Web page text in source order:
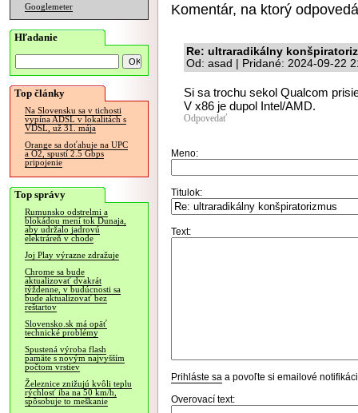
Googlemeter
Hľadanie
Top články
Na Slovensku sa v tichosti
vypína ADSL v lokalitách s
VDSL, už 31. mája
Orange sa doťahuje na UPC
a O2, spustí 2.5 Gbps
pripojenie
Top správy
Rumunsko odstrelmi a
blokádou mení tok Dunaja,
aby udržalo jadrovú
elektráreň v chode
Joj Play výrazne zdražuje
Chrome sa bude
aktualizovať dvakrát
týždenne, v budúcnosti sa
bude aktualizovať bez
reštartov
Slovensko.sk má opäť
technické problémy
Spustená výroba flash
pamäte s novým najvyšším
počtom vrstiev
Železnice znižujú kvôli teplu
rýchlosť iba na 50 km/h,
spôsobuje to meškanie
Komentár, na ktorý
Re: ultraradikálny
Od: asad | Pridané: 2024-09-22
Si sa trochu sekol Qualcom
V x86 je dupol Intel/AMD.
Odpovedať
Meno:
Titulok:
Text:
Prihláste sa a povoľte si emailové
Overovací text: